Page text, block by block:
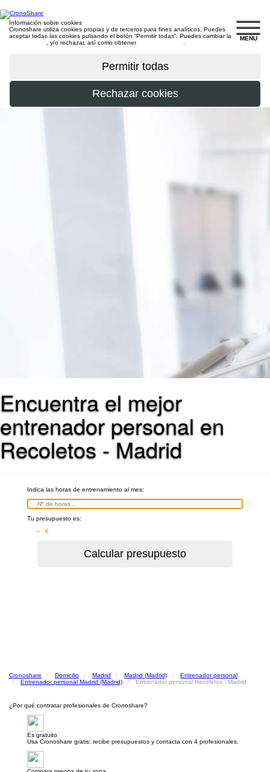
MENU
Información sobre cookies
Cronoshare utiliza cookies propias y de terceros para fines analíticos. Puedes
aceptar todas las cookies pulsando el botón “Permitir todas”. Puedes cambiar la
, y/o rechazar, así como obtener
Encuentra el mejor
entrenador personal en
Recoletos - Madrid
Indica las horas de entrenamiento al mes:
Tu presupuesto es:
– €
Cronoshare Domicilio Madrid Madrid (Madrid)
Entrenador personal
Entrenador personal Madrid (Madrid)
Entrenador personal Recoletos - Madrid
¿Por qué contratar profesionales de Cronoshare?
Es gratuito
Usa Cronoshare gratis: recibe presupuestos y contacta con 4 profesionales.